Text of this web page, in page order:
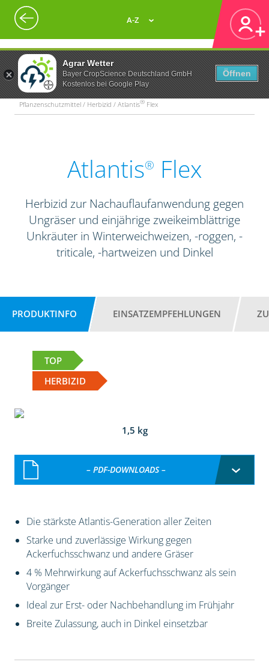
Agrar Wetter
Bayer CropScience Deutschland GmbH
Kostenlos bei Google Play
Öffnen
A-Z
Pflanzenschutzmittel / Herbizid / Atlantis® Flex
Atlantis® Flex
Herbizid zur Nachauflaufanwendung gegen
Ungräser und einjährige zweikeimblättrige
Unkräuter in Winterweichweizen, -roggen, -
triticale, -hartweizen und Dinkel
PRODUKTINFO EINSATZEMPFEHLUNGEN
TOP
HERBIZID
1,5 kg
– PDF-DOWNLOADS –
Die stärkste Atlantis-Generation aller Zeiten
Starke und zuverlässige Wirkung gegen
Ackerfuchsschwanz und andere Gräser
4 % Mehrwirkung auf Ackerfuchsschwanz als sein
Vorgänger
Ideal zur Erst- oder Nachbehandlung im Frühjahr
Breite Zulassung, auch in Dinkel einsetzbar